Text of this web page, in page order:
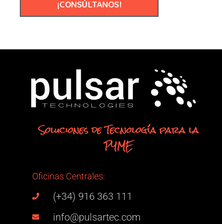
¡CONSÚLTANOS!
Soluciones de Tecnología para la
PYME
Oficinas Centrales:
(+34) 916 363 111
info@pulsartec.com